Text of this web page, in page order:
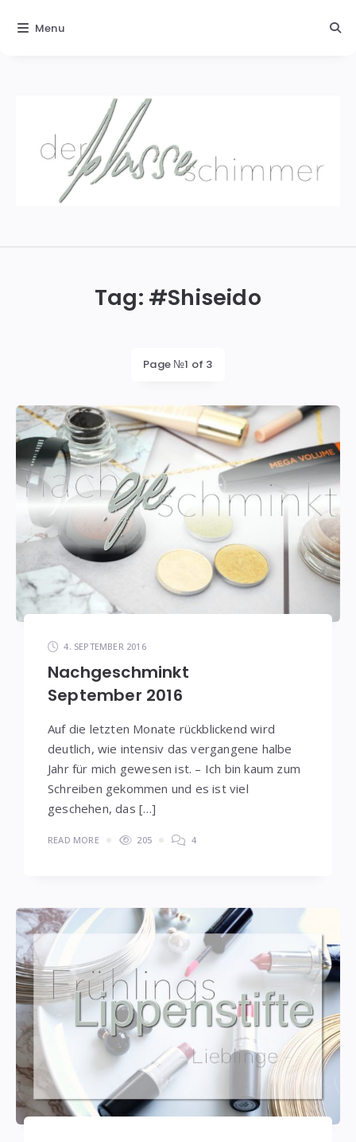
Tag: #Shiseido
Page №1 of 3
4. SEPTEMBER 2016
Nachgeschminkt
September 2016
Auf die letzten Monate rückblickend wird
deutlich, wie intensiv das vergangene halbe
Jahr für mich gewesen ist. – Ich bin kaum zum
Schreiben gekommen und es ist viel
geschehen, das […]
READ MORE 205 4
Menu